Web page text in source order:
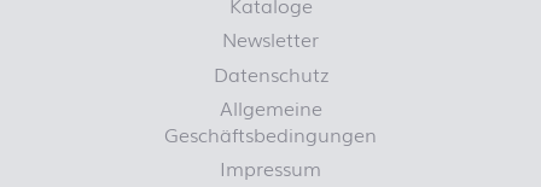
Newsletter
Datenschutz
Allgemeine
Geschäftsbedingungen
Impressum